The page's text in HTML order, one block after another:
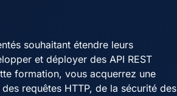
souhaitant étendre leurs
et déployer des API REST
formation, vous acquerrez une
requêtes HTTP, de la sécurité des